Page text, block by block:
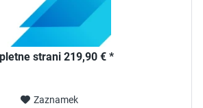
strani 219,90 € *
Zaznamek